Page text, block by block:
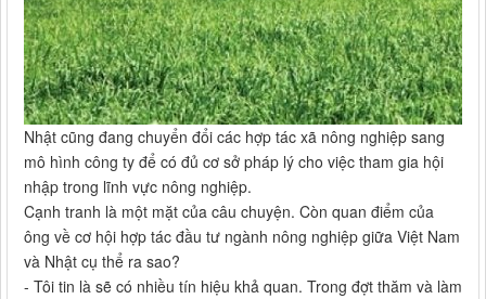
Nhật cũng đang chuyển đổi các hợp tác xã nông nghiệp sang
mô hình công ty để có đủ cơ sở pháp lý cho việc tham gia hội
nhập trong lĩnh vực nông nghiệp.
Cạnh tranh là một mặt của câu chuyện. Còn quan điểm của
ông về cơ hội hợp tác đầu tư ngành nông nghiệp giữa Việt Nam
và Nhật cụ thể ra sao?
- Tôi tin là sẽ có nhiều tín hiệu khả quan. Trong đợt thăm và làm